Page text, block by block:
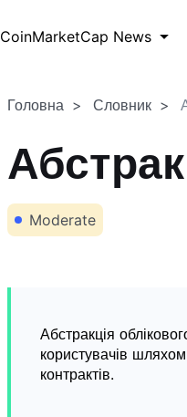
CoinMarketCap News
Головна Словник
Moderate
Абстракція
користувачів
контрактів.